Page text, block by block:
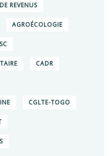
REVENUS
AGROÉCOLOGIE
CADR
CGLTE-TOGO